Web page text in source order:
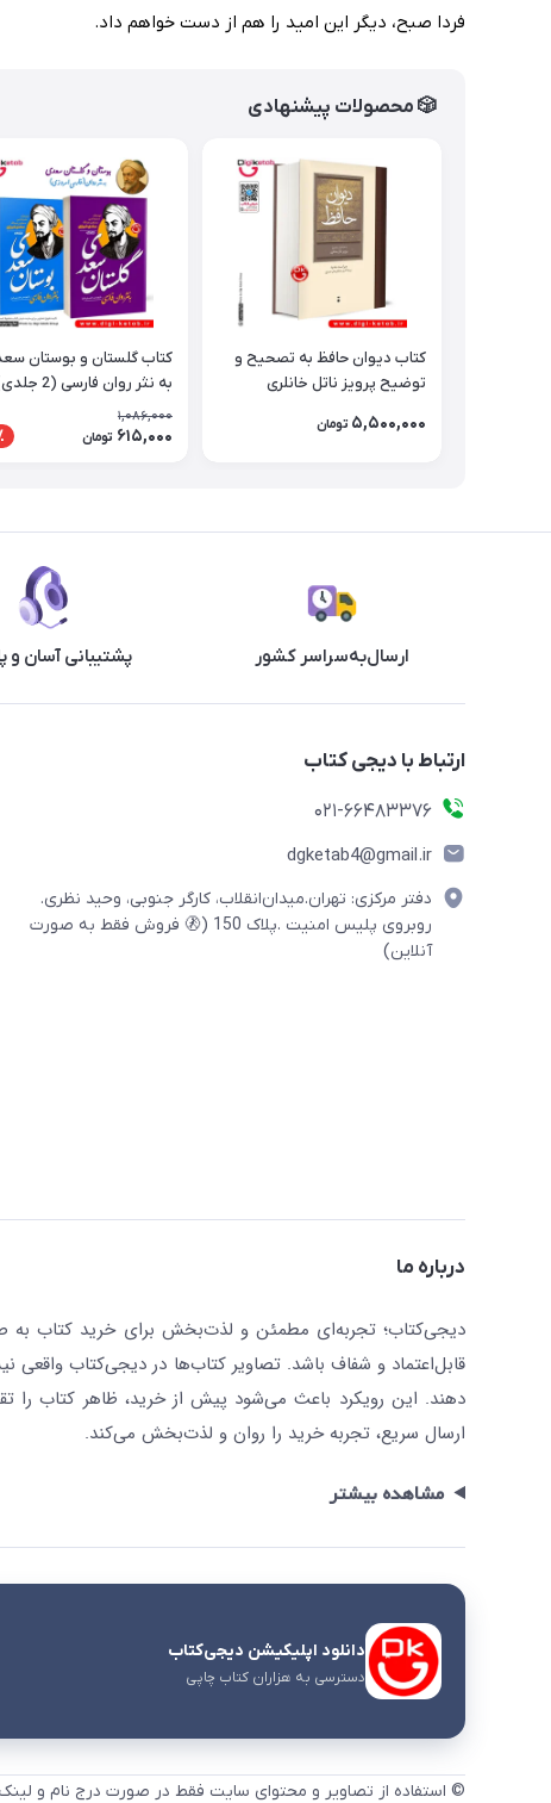
فردا صبح، دیگر این امید را هم از دست خواهم داد.
🎲 محصولات پیشنهادی
کتاب دیوان حافظ به تصحیح و
توضیح پرویز ناتل خانلری
5,500,000 تومان
کتاب گلستان و بوستان
به نثر روان فارسی (2 جلدی)
1,086,000
615,000 تومان
ارسال‌به‌سراسر کشور پشتیبانی آسان و
ارتباط با دیجی کتاب
021-66483376
dgketab4@gmail.ir
دفتر مرکزی: تهران.میدان‌انقلاب، کارگر جنوبی، وحید نظری.
روبروی پلیس امنیت .پلاک 150 (🚷 فروش فقط به صورت
آنلاین)
درباره ما
دیجی‌کتاب؛ تجربه‌ای مطمئن و لذت‌بخش برای خرید کتاب به
قابل‌اعتماد و شفاف باشد. تصاویر کتاب‌ها در دیجی‌کتاب واقعی
دهند. این رویکرد باعث می‌شود پیش از خرید، ظاهر کتاب را
ارسال سریع، تجربه خرید را روان و لذت‌بخش می‌کند.
مشاهده بیشتر
دانلود اپلیکیشن دیجی‌کتاب
دسترسی به هزاران کتاب چاپی
© استفاده از تصاویر و محتوای سایت فقط در صورت درج نام و